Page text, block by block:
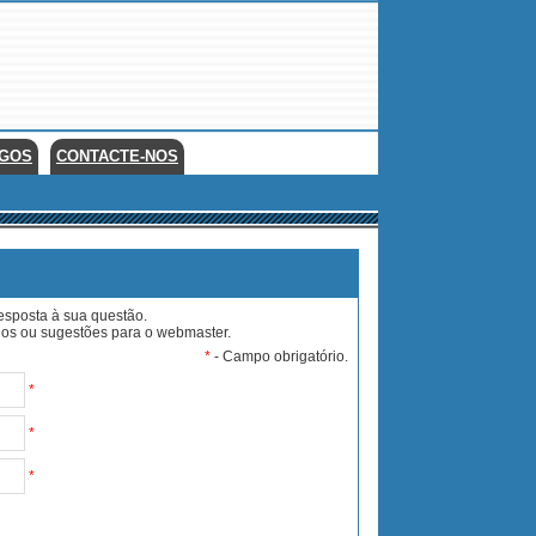
CONTACTE-NOS
à sua questão.
ou sugestões para o webmaster.
* - Campo obrigatório.
*
*
*